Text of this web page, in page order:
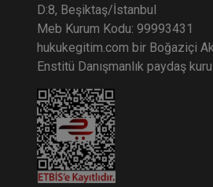
D:8, Beşiktaş/İstanbul
Meb Kurum Kodu: 99993431
hukukegitim.com bir Boğaziçi
Enstitü Danışmanlık paydaş